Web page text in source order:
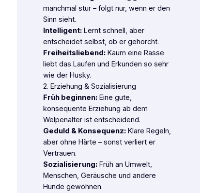
manchmal stur – folgt nur, wenn er den
Sinn sieht.
Intelligent:Lernt schnell, aber
entscheidet selbst, ob er gehorcht.
Freiheitsliebend:Kaum eine Rasse
liebt das Laufen und Erkunden so sehr
wie der Husky.
2. Erziehung & Sozialisierung
Früh beginnen:Eine gute,
konsequente Erziehung ab dem
Welpenalter ist entscheidend.
Geduld & Konsequenz:Klare Regeln,
aber ohne Härte – sonst verliert er
Vertrauen.
Sozialisierung:Früh an Umwelt,
Menschen, Geräusche und andere
Hunde gewöhnen.